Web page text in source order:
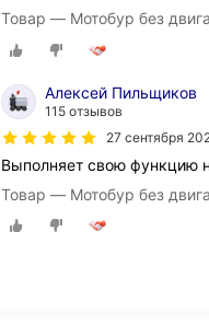
Товар — Мотобур без
Алексей Пильщиков
115 отзывов
27 сентября
Выполняет свою функцию
Товар — Мотобур без